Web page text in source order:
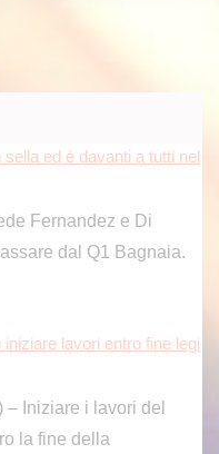
ed è davanti a tutti nel
Fernandez e Di
dal Q1 Bagnaia.
lavori entro fine legi
– Iniziare i lavori del
la fine della